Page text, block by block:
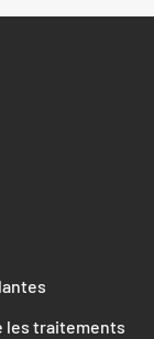
les traitements